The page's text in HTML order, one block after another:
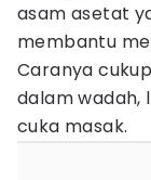
asam asetat
membantu
Caranya
dalam wadah,
cuka masak.